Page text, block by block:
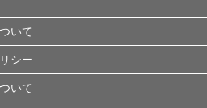
いて
シー
いて